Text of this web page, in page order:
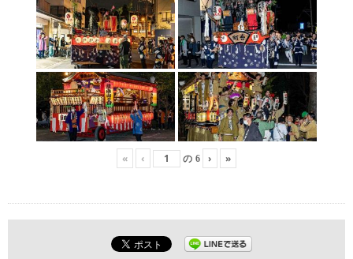
« ‹ の 6 › »